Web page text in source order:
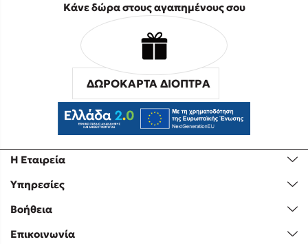
Η Εταιρεία
Υπηρεσίες
Βοήθεια
Επικοινωνία
Κάνε δώρα στους αγαπημένους σου
ΔΩΡΟΚΑΡΤΑ ΔΙΟΠΤΡΑ